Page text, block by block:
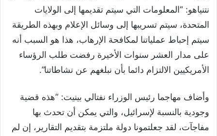
نتنياهو: “المعلومات التي سيتم تقديمها إلى الولايات
المتحدة، سيتم تسريبها إلى وسائل الإعلام وبهذه الطريقة
سيتم إحباط عملياتنا لمكافحة الإرهاب، هذا هو السبب أنه
على مدار العشر سنوات الأخيرة رفضت طلب الرؤساء
الأمريكيين الالتزام دائما بأن نبلغهم عن نشاطاتنا”.
وأضاف مهاجما رئيس الوزراء نفتالي بينيت: “هذه قضية
وجودية بالنسبة لإسرائيل، والتي يمكن أن تحدث بها
مفاجآت، لقد جعلتمونا دولة ملتزمة بتقديم التقارير، إن لم